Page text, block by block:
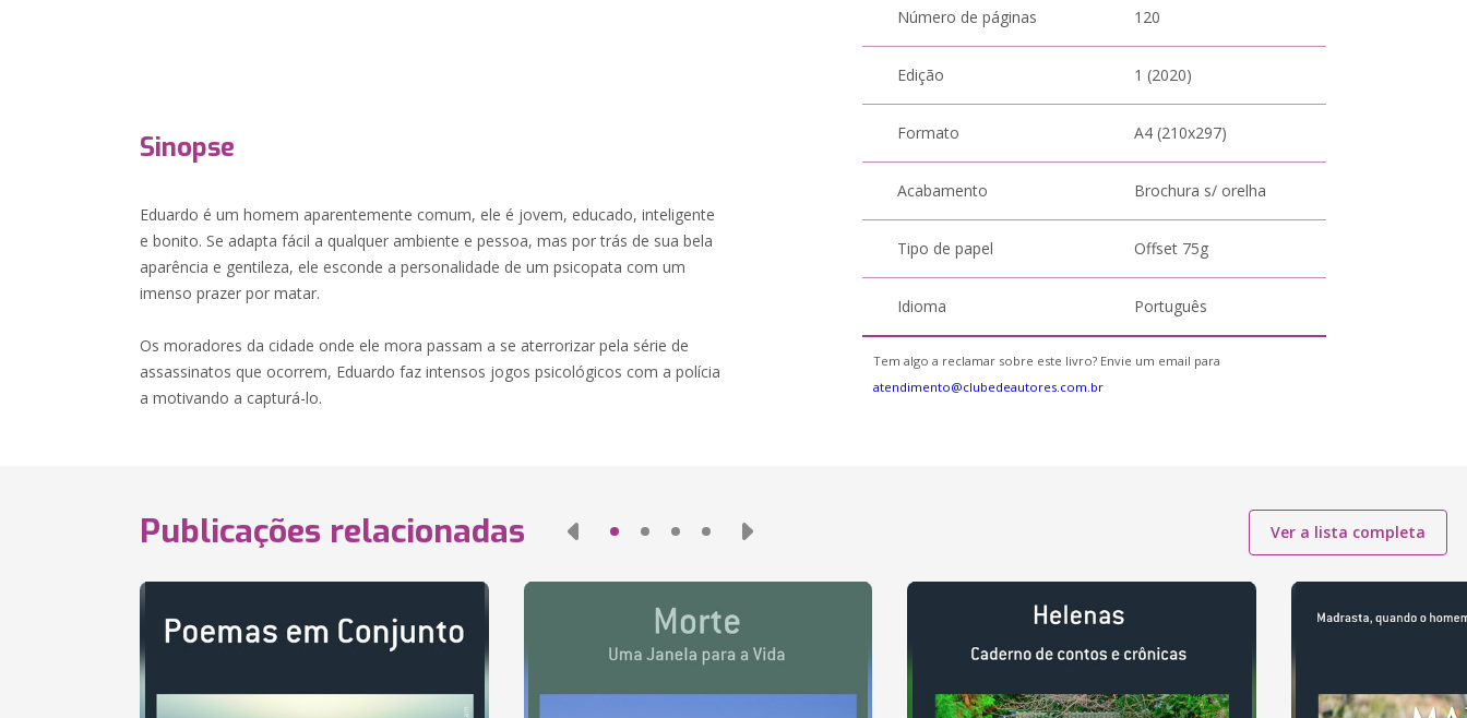
Sinopse
Eduardo é um homem aparentemente comum, ele é jovem, educado, inteligente
e bonito. Se adapta fácil a qualquer ambiente e pessoa, mas por trás de sua bela
aparência e gentileza, ele esconde a personalidade de um psicopata com um
imenso prazer por matar.
Os moradores da cidade onde ele mora passam a se aterrorizar pela série de
assassinatos que ocorrem, Eduardo faz intensos jogos psicológicos com a polícia
a motivando a capturá-lo.
Número de páginas 120
Edição 1 (2020)
Formato A4 (210x297)
Acabamento Brochura s/ orelha
Tipo de papel Offset 75g
Idioma Português
Tem algo a reclamar sobre este livro? Envie um email para
atendimento@clubedeautores.com.br
Publicações relacionadas Ver a lista completa